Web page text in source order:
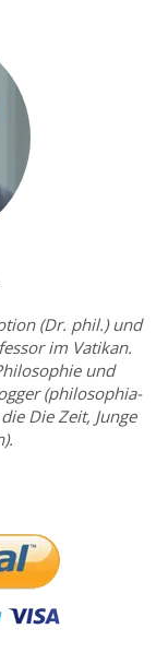
(Dr. phil.) und
im Vatikan.
und
(philosophia-
Die Zeit, Junge